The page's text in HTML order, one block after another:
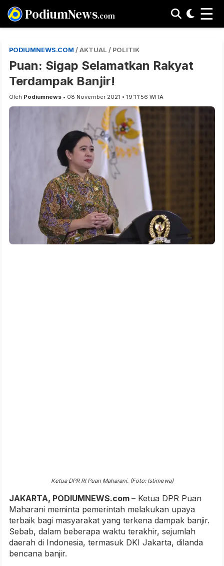
PodiumNews.com ☰
PODIUMNEWS.COM / AKTUAL / POLITIK
Puan: Sigap Selamatkan Rakyat
Terdampak Banjir!
Oleh Podiumnews • 08 November 2021 • 19:11:56 WITA
Ketua DPR RI Puan Maharani. (Foto: Istimewa)
JAKARTA, PODIUMNEWS.com – Ketua DPR Puan
Maharani meminta pemerintah melakukan upaya
terbaik bagi masyarakat yang terkena dampak banjir.
Sebab, dalam beberapa waktu terakhir, sejumlah
daerah di Indonesia, termasuk DKI Jakarta, dilanda
bencana banjir.